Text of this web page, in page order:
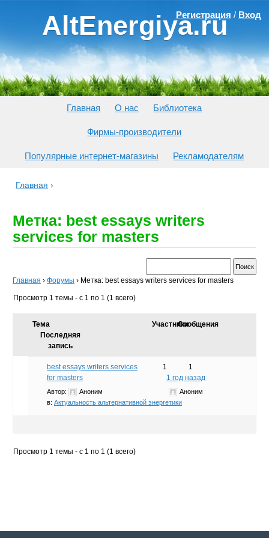
AltEnergiya.ru
Регистрация / Вход
Главная О нас Библиотека
Фирмы-производители
Популярные интернет-магазины Рекламодателям
Главная ›
Метка: best essays writers
services for masters
Главная › Форумы › Метка: best essays writers services for masters
Просмотр 1 темы - с 1 по 1 (1 всего)
Тема УчастникиСообщения
Последняя
запись
best essays writers services
for masters
Автор:
Аноним
в: Актуальность альтернативной энергетики
1
1
1 год назад
Аноним
Просмотр 1 темы - с 1 по 1 (1 всего)